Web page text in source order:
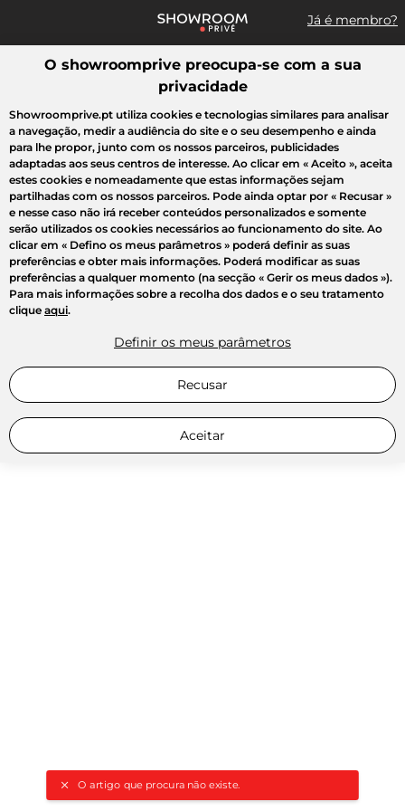
Já é membro?
Pesquisar uma marca, um artigo, uma venda...
O artigo que procura não existe.
Todas as vendas Moda Desporto Casa Criança Beleza
O showroomprive preocupa-se com a sua
privacidade
Showroomprive.pt utiliza cookies e tecnologias similares para analisar
a navegação, medir a audiência do site e o seu desempenho e ainda
para lhe propor, junto com os nossos parceiros, publicidades
adaptadas aos seus centros de interesse. Ao clicar em « Aceito », aceita
estes cookies e nomeadamente que estas informações sejam
partilhadas com os nossos parceiros. Pode ainda optar por « Recusar »
e nesse caso não irá receber conteúdos personalizados e somente
serão utilizados os cookies necessários ao funcionamento do site. Ao
clicar em « Defino os meus parâmetros » poderá definir as suas
preferências e obter mais informações. Poderá modificar as suas
preferências a qualquer momento (na secção « Gerir os meus dados »).
Para mais informações sobre a recolha dos dados e o seu tratamento
clique aqui.
Definir os meus parâmetros
Recusar
Aceitar